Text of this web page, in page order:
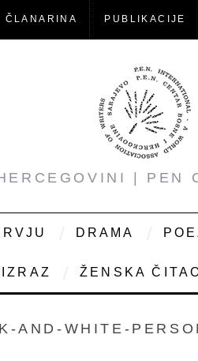
ČLANARINA PUBLIKACIJE
| PEN
DRAMA
ŽENSKA
AND-WHITE-